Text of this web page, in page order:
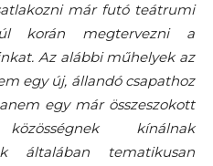
már futó teátrumi
korán megtervezni a
Az alábbi műhelyek az
egy új, állandó csapathoz
egy már összeszokott
kínálnak
általában tematikusan